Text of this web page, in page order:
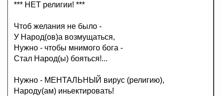
*** НЕТ религии! ***
Чтоб желания не было -
У Народ(ов)а возмущаться,
Нужно - чтобы мнимого бога -
Стал Народ(ы) бояться!...
Нужно - МЕНТАЛЬНЫЙ вирус (религию),
Народу(ам) иньектировать!